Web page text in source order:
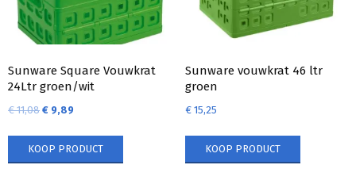
Sunware Square Vouwkrat
24Ltr groen/wit
€11,08 € 9,89
KOOP PRODUCT
Sunware vouwkrat 46 ltr
groen
€15,25
KOOP PRODUCT